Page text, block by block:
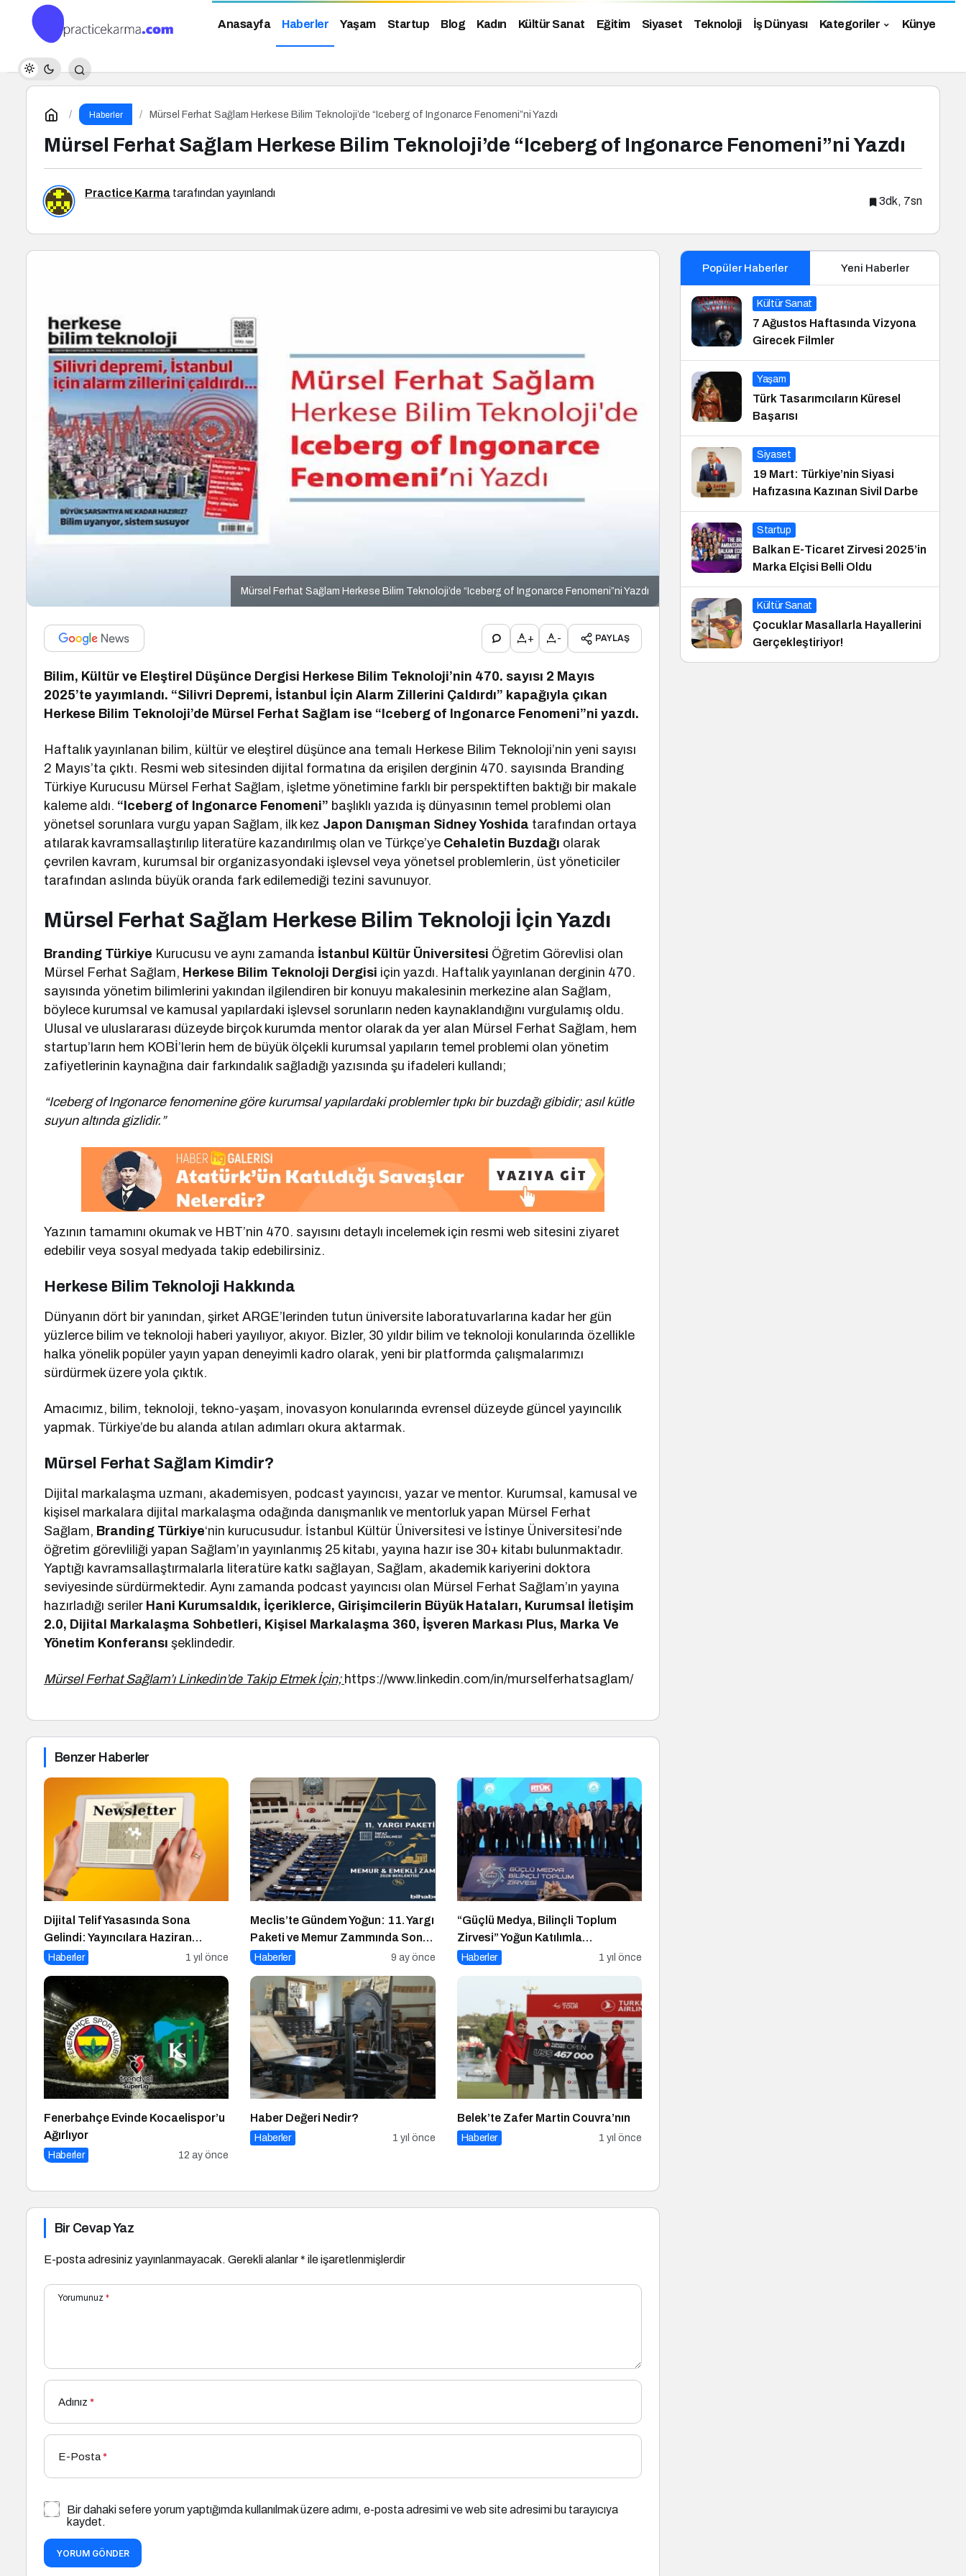
Anasayfa Haberler Yaşam Startup Blog Kadın Kültür Sanat Eğitim Siyaset Teknoloji İş Dünyası Kategoriler Künye
Haberler Mürsel Ferhat Sağlam Herkese Bilim Teknoloji’de “Iceberg of Ingonarce Fenomeni”ni Yazdı
Mürsel Ferhat Sağlam Herkese Bilim Teknoloji’de “Iceberg of Ingonarce Fenomeni”ni Yazdı
Practice Karma tarafından yayınlandı
3dk, 7sn
Mürsel Ferhat Sağlam Herkese Bilim Teknoloji’de “Iceberg of Ingonarce Fenomeni”ni Yazdı
+ - PAYLAŞ
Bilim, Kültür ve Eleştirel Düşünce Dergisi Herkese Bilim Teknoloji’nin 470. sayısı 2 Mayıs
2025’te yayımlandı. “Silivri Depremi, İstanbul İçin Alarm Zillerini Çaldırdı” kapağıyla çıkan
Herkese Bilim Teknoloji’de Mürsel Ferhat Sağlam ise “Iceberg of Ingonarce Fenomeni”ni yazdı.
Haftalık yayınlanan bilim, kültür ve eleştirel düşünce ana temalı Herkese Bilim Teknoloji’nin yeni sayısı
2 Mayıs’ta çıktı. Resmi web sitesinden dijital formatına da erişilen derginin 470. sayısında Branding
Türkiye Kurucusu Mürsel Ferhat Sağlam, işletme yönetimine farklı bir perspektiften baktığı bir makale
kaleme aldı. “Iceberg of Ingonarce Fenomeni” başlıklı yazıda iş dünyasının temel problemi olan
yönetsel sorunlara vurgu yapan Sağlam, ilk kez Japon Danışman Sidney Yoshida tarafından ortaya
atılarak kavramsallaştırılıp literatüre kazandırılmış olan ve Türkçe’ye Cehaletin Buzdağı olarak
çevrilen kavram, kurumsal bir organizasyondaki işlevsel veya yönetsel problemlerin, üst yöneticiler
tarafından aslında büyük oranda fark edilemediği tezini savunuyor.
Mürsel Ferhat Sağlam Herkese Bilim Teknoloji İçin Yazdı
Branding Türkiye Kurucusu ve aynı zamanda İstanbul Kültür Üniversitesi Öğretim Görevlisi olan
Mürsel Ferhat Sağlam, Herkese Bilim Teknoloji Dergisi için yazdı. Haftalık yayınlanan derginin 470.
sayısında yönetim bilimlerini yakından ilgilendiren bir konuyu makalesinin merkezine alan Sağlam,
böylece kurumsal ve kamusal yapılardaki işlevsel sorunların neden kaynaklandığını vurgulamış oldu.
Ulusal ve uluslararası düzeyde birçok kurumda mentor olarak da yer alan Mürsel Ferhat Sağlam, hem
startup’ların hem KOBİ’lerin hem de büyük ölçekli kurumsal yapıların temel problemi olan yönetim
zafiyetlerinin kaynağına dair farkındalık sağladığı yazısında şu ifadeleri kullandı;
“Iceberg of Ingonarce fenomenine göre kurumsal yapılardaki problemler tıpkı bir buzdağı gibidir; asıl kütle
suyun altında gizlidir.”
Yazının tamamını okumak ve HBT’nin 470. sayısını detaylı incelemek için resmi web sitesini ziyaret
edebilir veya sosyal medyada takip edebilirsiniz.
Herkese Bilim Teknoloji Hakkında
Dünyanın dört bir yanından, şirket ARGE’lerinden tutun üniversite laboratuvarlarına kadar her gün
yüzlerce bilim ve teknoloji haberi yayılıyor, akıyor. Bizler, 30 yıldır bilim ve teknoloji konularında özellikle
halka yönelik popüler yayın yapan deneyimli kadro olarak, yeni bir platformda çalışmalarımızı
sürdürmek üzere yola çıktık.
Amacımız, bilim, teknoloji, tekno-yaşam, inovasyon konularında evrensel düzeyde güncel yayıncılık
yapmak. Türkiye’de bu alanda atılan adımları okura aktarmak.
Mürsel Ferhat Sağlam Kimdir?
Dijital markalaşma uzmanı, akademisyen, podcast yayıncısı, yazar ve mentor. Kurumsal, kamusal ve
kişisel markalara dijital markalaşma odağında danışmanlık ve mentorluk yapan Mürsel Ferhat
Sağlam, Branding Türkiye‘nin kurucusudur. İstanbul Kültür Üniversitesi ve İstinye Üniversitesi’nde
öğretim görevliliği yapan Sağlam’ın yayınlanmış 25 kitabı, yayına hazır ise 30+ kitabı bulunmaktadır.
Yaptığı kavramsallaştırmalarla literatüre katkı sağlayan, Sağlam, akademik kariyerini doktora
seviyesinde sürdürmektedir. Aynı zamanda podcast yayıncısı olan Mürsel Ferhat Sağlam’ın yayına
hazırladığı seriler Hani Kurumsaldık, İçeriklerce, Girişimcilerin Büyük Hataları, Kurumsal İletişim
2.0, Dijital Markalaşma Sohbetleri, Kişisel Markalaşma 360, İşveren Markası Plus, Marka Ve
Yönetim Konferansı şeklindedir.
Mürsel Ferhat Sağlam’ı Linkedin’de Takip Etmek İçin; https://www.linkedin.com/in/murselferhatsaglam/
Benzer Haberler
Dijital Telif Yasasında Sona
Gelindi: Yayıncılara Haziran
Müjdesi
Haberler 1 yıl önce
Meclis’te Gündem Yoğun: 11. Yargı
Paketi ve Memur Zammında Son
Durum!
Haberler 9 ay önce
“Güçlü Medya, Bilinçli Toplum
Zirvesi” Yoğun Katılımla
Gerçekleşti
Haberler 1 yıl önce
Fenerbahçe Evinde Kocaelispor’u
Ağırlıyor
Haberler 12 ay önce
Haber Değeri Nedir?
Haberler 1 yıl önce
Belek’te Zafer Martin Couvra’nın
Haberler 1 yıl önce
Bir Cevap Yaz
E-posta adresiniz yayınlanmayacak. Gerekli alanlar* ile işaretlenmişlerdir
Yorumunuz *
Adınız *
E-Posta*
Bir dahaki sefere yorum yaptığımda kullanılmak üzere adımı, e-posta adresimi ve web site adresimi bu tarayıcıya
kaydet.
YORUM GÖNDER
Popüler Haberler Yeni Haberler
Kültür Sanat
7 Ağustos Haftasında Vizyona
Girecek Filmler
Yaşam
Türk Tasarımcıların Küresel
Başarısı
Siyaset
19 Mart: Türkiye’nin Siyasi
Hafızasına Kazınan Sivil Darbe
Startup
Balkan E-Ticaret Zirvesi 2025’in
Marka Elçisi Belli Oldu
Kültür Sanat
Çocuklar Masallarla Hayallerini
Gerçekleştiriyor!